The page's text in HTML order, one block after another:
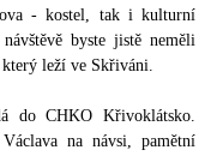
- kostel, tak i kulturní
byste jistě neměli
který leží ve Skřiváni.
do CHKO Křivoklátsko.
na návsi, pamětní